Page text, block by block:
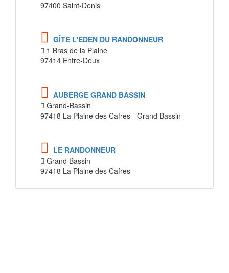
97400 Saint-Denis
GÎTE L'EDEN DU RANDONNEUR
1 Bras de la Plaine
97414 Entre-Deux
AUBERGE GRAND BASSIN
Grand-Bassin
97418 La Plaine des Cafres - Grand Bassin
LE RANDONNEUR
Grand Bassin
97418 La Plaine des Cafres